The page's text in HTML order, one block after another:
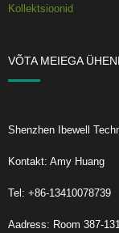
Kollektsioonid
VÕTA MEIEGA
Shenzhen Ibewell
Kontakt: Amy Huang
Tel: +86-13410078739
Aadress: Room 387-